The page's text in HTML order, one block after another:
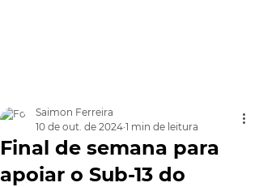
Final de semana para
apoiar o Sub-13 do
Saimon Ferreira
10 de out. de 2024 1 min de leitura